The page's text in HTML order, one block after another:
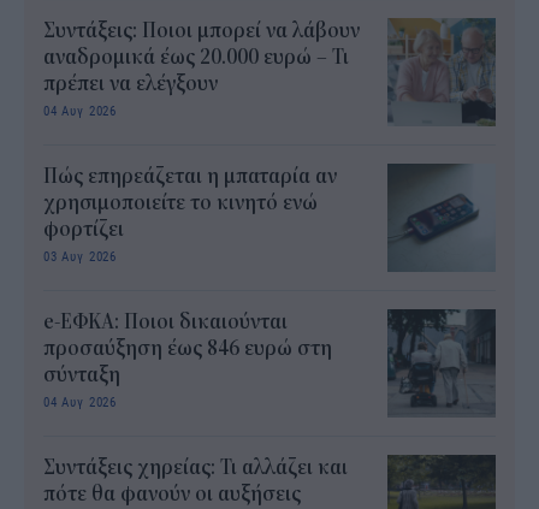
Συντάξεις: Ποιοι μπορεί να λάβουν
αναδρομικά έως 20.000 ευρώ – Τι
πρέπει να ελέγξουν
04 Αυγ 2026
Πώς επηρεάζεται η μπαταρία αν
χρησιμοποιείτε το κινητό ενώ
φορτίζει
03 Αυγ 2026
e-ΕΦΚΑ: Ποιοι δικαιούνται
προσαύξηση έως 846 ευρώ στη
σύνταξη
04 Αυγ 2026
Συντάξεις χηρείας: Τι αλλάζει και
πότε θα φανούν οι αυξήσεις